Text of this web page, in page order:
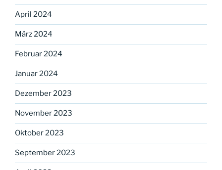
April 2024
März 2024
Februar 2024
Januar 2024
Dezember 2023
November 2023
Oktober 2023
September 2023